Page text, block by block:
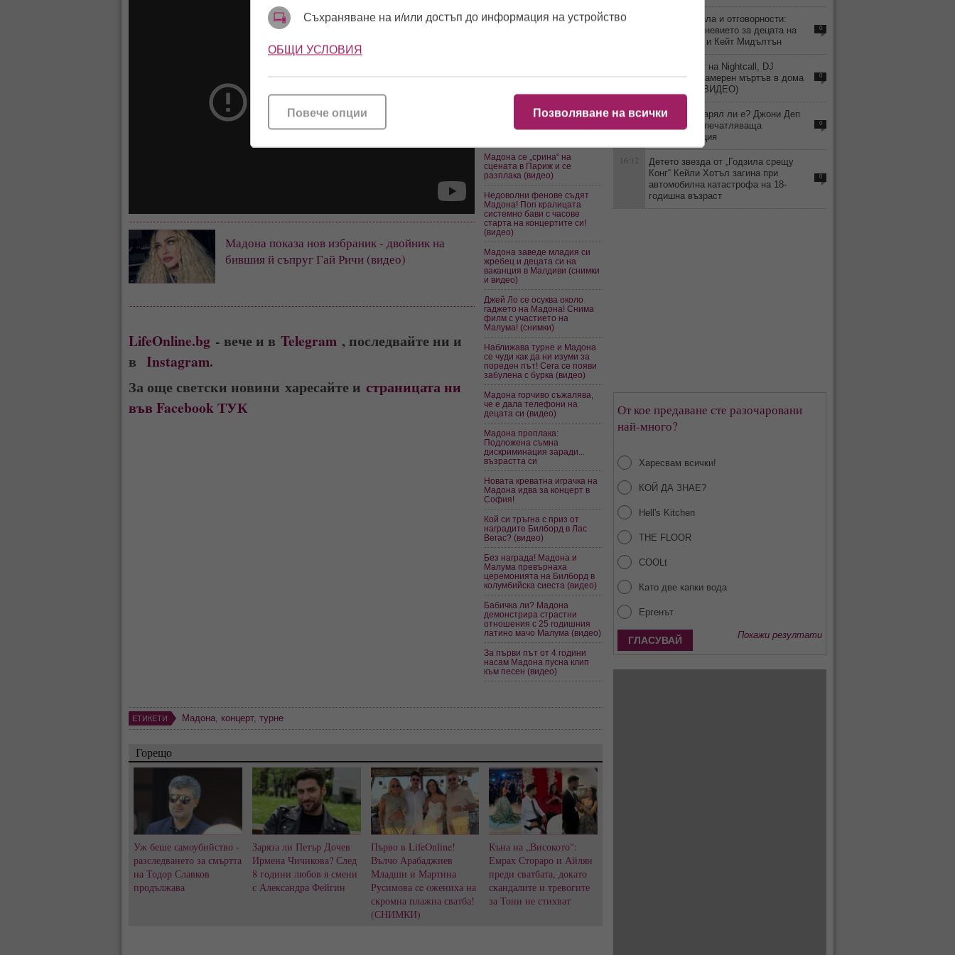
Мадона показа нов избраник - двойник на
бившия й съпруг Гай Ричи (видео)
LifeOnline.bg - вече и в Telegram , последвайте ни и
в Instagram.
За още светски новини харесайте и страницата ни
във Facebook ТУК
Мадона демонстрира
даваше 20 млн. долара да й
онази работа три пъти…
Мадона дари 1 млн. на
фондацията на Бил Гейтс
Мадона се „срина“ на
сцената в Париж и се
разплака (видео)
Недоволни фенове съдят
Мадона! Поп кралицата
системно бави с часове
старта на концертите си!
(видео)
Мадона заведе младия си
жребец и децата си на
ваканция в Малдиви (снимки
и видео)
Джей Ло се осуква около
гаджето на Мадона! Снима
филм с участието на
Малума! (снимки)
Наближава турне и Мадона
се чуди как да ни изуми за
пореден път! Сега се появи
забулена с бурка (видео)
Мадона горчиво съжалява,
че е дала телефони на
децата си (видео)
Мадона проплака:
Подложена съмна
дискриминация заради...
възрастта си
Новата креватна играчка на
Мадона идва за концерт в
София!
Кой си тръгна с приз от
наградите Билборд в Лас
Вегас? (видео)
Без награда! Мадона и
Малума превърнаха
церемонията на Билборд в
колумбийска сиеста (видео)
Бабичка ли? Мадона
демонстрира страстни
отношения с 25 годишния
латино мачо Малума (видео)
За първи път от 4 години
насам Мадона пусна клип
към песен (видео)
ЕТИКЕТИ Мадона, концерт, турне
Горещо
Уж беше самоубийство -
разследването за смъртта
на Тодор Славков
продължава
Заряза ли Петър Дочев
Ирмена Чичикова? След
8 години любов я смени
с Александра Фейгин
Първо в LifeOnline!
Вълчо Арабаджиев
Младши и Мартина
Русимова сe oжениха на
скромна плажна сватба!
(СНИМКИ)
Къна на „Високото":
Емрах Стораро и Айлян
преди сватбата, докато
скандалите и тревогите
за Тони не стихват
10:43
Строги правила и отговорности:
какво е ежедневието за децата на
принц Уилям и Кейт Мидълтън
0
Хитмейкърът на Nightcall, DJ
Kavinsky, е намерен мъртъв в дома
си в Париж (ВИДЕО)
0
12:54
ВИДЕО: Остарял ли е? Джони Деп
изненада с впечатляваща
трансформация
0
16:12
Детето звезда от „Годзила срещу
Конг“ Кейли Хотъл загина при
автомобилна катастрофа на 18-
годишна възраст
0
От кое предаване сте разочаровани
най-много?
Харесвам всички!
КОЙ ДА ЗНАЕ?
Hell's Kitchen
THE FLOOR
COOLt
Като две капки вода
Ергенът
Покажи резултати
Съхраняване на и/или достъп до информация на устройство
ОБЩИ УСЛОВИЯ
Позволяване на всички
Повече опции